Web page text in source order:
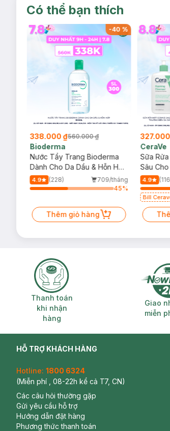
Có thể bạn thích
-40 %
338.000 ₫560.000 ₫
Bioderma
Nước Tẩy Trang Bioderma
Dành Cho Da Dầu & Hỗn Hợp
500ml
4.9 (228)
709/tháng
45%
Thêm giỏ hàng
CeraVe
Sữa
Sâu
Dầu
4.9
Bill
Thanh toán khi nhận hàng
Thanh toán
khi nhận
hàng
Giao
miễn
HỖ TRỢ KHÁCH HÀNG
Hotline: 1800 6324
(Miễn phí , 08-22h kể cả T7, CN)
Các câu hỏi thường gặp
Gửi yêu cầu hỗ trợ
Hướng dẫn đặt hàng
Phương thức thanh toán